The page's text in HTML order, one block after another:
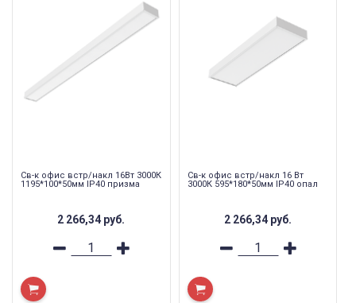
Св-к офис встр/накл 16Вт 3000К
1195*100*50мм IP40 призма
2 266,34 руб.
Св-к офис встр/накл 16 Вт
3000К 595*180*50мм IP40 опал
2 266,34 руб.